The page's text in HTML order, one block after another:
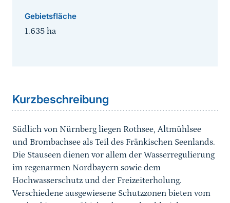
Gebietsfläche
1.635 ha
Kurzbeschreibung
Südlich von Nürnberg liegen Rothsee, Altmühlsee
und Brombachsee als Teil des Fränkischen Seenlands.
Die Stauseen dienen vor allem der Wasserregulierung
im regenarmen Nordbayern sowie dem
Hochwasserschutz und der Freizeiterholung.
Verschiedene ausgewiesene Schutzzonen bieten vom